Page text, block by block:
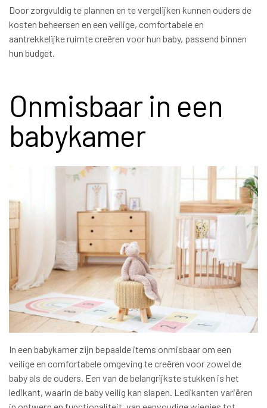
Door zorgvuldig te plannen en te vergelijken kunnen ouders de
kosten beheersen en een veilige, comfortabele en
aantrekkelijke ruimte creëren voor hun baby, passend binnen
hun budget.
Onmisbaar in een
babykamer
In een babykamer zijn bepaalde items onmisbaar om een
veilige en comfortabele omgeving te creëren voor zowel de
baby als de ouders. Een van de belangrijkste stukken is het
ledikant, waarin de baby veilig kan slapen. Ledikanten variëren